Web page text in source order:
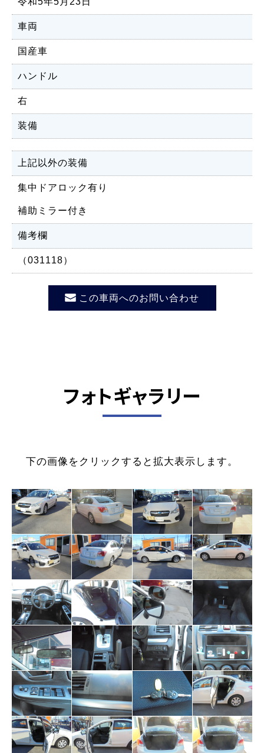
車両
国産車
ハンドル
右
装備
上記以外の装備
集中ドアロック有り
補助ミラー付き
備考欄
（031118）
この車両へのお問い合わせ
フォトギャラリー
下の画像をクリックすると拡大表示します。